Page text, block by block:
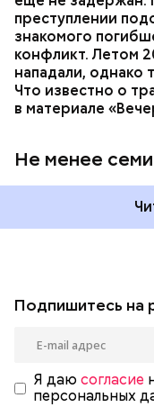
преступлении
знакомого
конфликт. Летом
нападали, однако
Что известно о
в материале
Не менее
Подпишитесь на
Я даю согласие
персональных